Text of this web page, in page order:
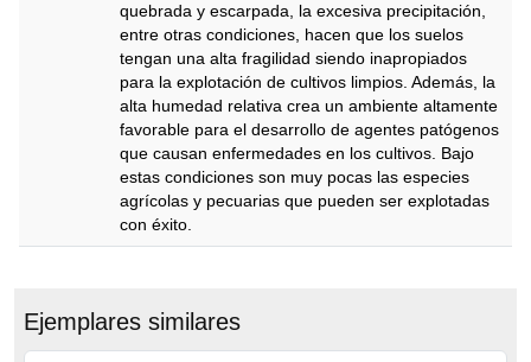
quebrada y escarpada, la excesiva precipitación,
entre otras condiciones, hacen que los suelos
tengan una alta fragilidad siendo inapropiados
para la explotación de cultivos limpios. Además, la
alta humedad relativa crea un ambiente altamente
favorable para el desarrollo de agentes patógenos
que causan enfermedades en los cultivos. Bajo
estas condiciones son muy pocas las especies
agrícolas y pecuarias que pueden ser explotadas
con éxito.
Ejemplares similares